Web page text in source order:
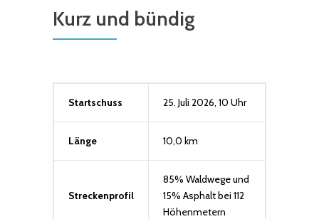
Kurz und bündig
Startschuss 25. Juli 2026, 10 Uhr
Länge 10,0 km
Streckenprofil
85% Waldwege und
15% Asphalt bei 112
Höhenmetern